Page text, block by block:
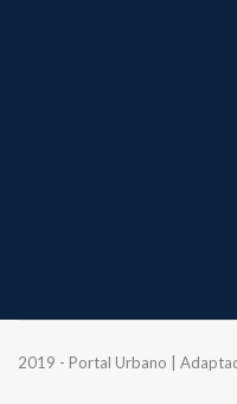
2019 - Portal Urbano |